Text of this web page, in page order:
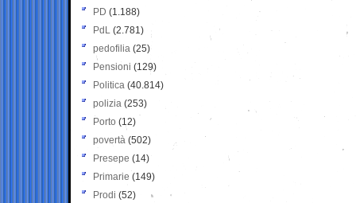
PD (1.188)
PdL (2.781)
pedofilia (25)
Pensioni (129)
Politica (40.814)
polizia (253)
Porto (12)
povertà (502)
Presepe (14)
Primarie (149)
Prodi (52)